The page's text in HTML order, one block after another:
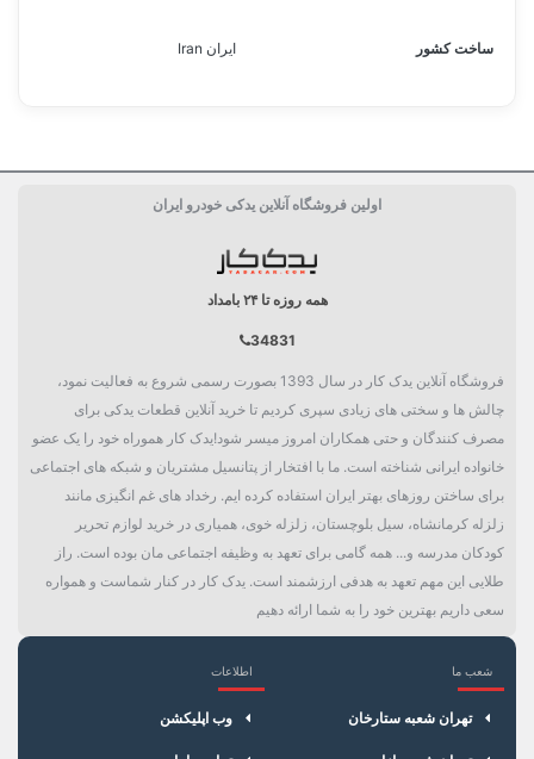
ساخت کشور ایران Iran
اولین فروشگاه آنلاین یدکی خودرو ایران
همه روزه تا ۲۴ بامداد
34831
فروشگاه آنلاین یدک کار در سال 1393 بصورت رسمی شروع به فعالیت نمود،
چالش ها و سختی های زیادی سپری کردیم تا خرید آنلاین قطعات یدکی برای
مصرف کنندگان و حتی همکاران امروز میسر شود!یدک کار هموراه خود را یک عضو
خانواده ایرانی شناخته است. ما با افتخار از پتانسیل مشتریان و شبکه های اجتماعی
برای ساختن روزهای بهتر ایران استفاده کرده ایم. رخداد های غم انگیزی مانند
زلزله کرمانشاه، سیل بلوچستان، زلزله خوی، همیاری در خرید لوازم تحریر
کودکان مدرسه و... همه گامی برای تعهد به وظیفه اجتماعی مان بوده است. راز
طلایی این مهم تعهد به هدفی ارزشمند است. یدک کار در کنار شماست و همواره
سعی داریم بهترین خود را به شما ارائه دهیم
شعب ما
تهران شعبه ستارخان
اطلاعات
وب اپلیکشن ×